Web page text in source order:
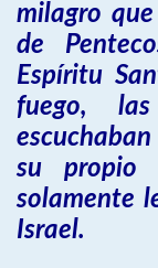
milagro
de
Espíritu
fuego,
su propio
solamente
Israel.